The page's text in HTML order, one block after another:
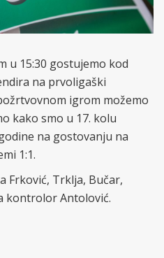
u 15:30 gostujemo kod
na prvoligaški
igrom možemo
kako smo u 17. kolu
na gostovanju na
1:1.
Frković, Trklja, Bučar,
kontrolor Antolović.